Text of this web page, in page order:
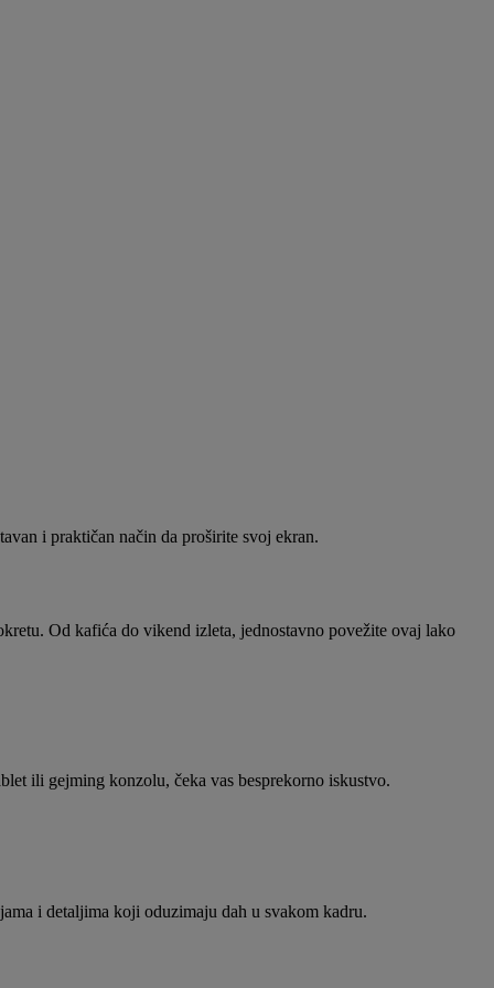
i praktičan način da proširite svoj ekran.
Od kafića do vikend izleta, jednostavno povežite ovaj lako
ili gejming konzolu, čeka vas besprekorno iskustvo.
i detaljima koji oduzimaju dah u svakom kadru.